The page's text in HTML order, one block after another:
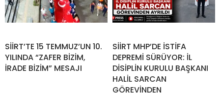
SİİRT’TE 15 TEMMUZ’UN 10.
YILINDA “ZAFER BİZİM,
İRADE BİZİM” MESAJI
SİİRT MHP’DE İSTİFA
DEPREMİ SÜRÜYOR: İL
DİSİPLİN KURULU BAŞKANI
HALİL SARCAN
GÖREVİNDEN